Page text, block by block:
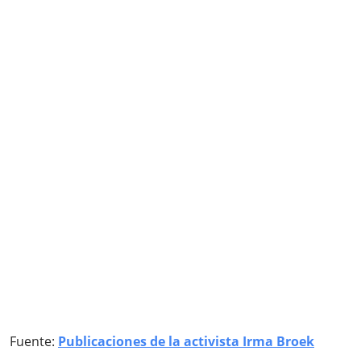
Fuente: Publicaciones de la activista Irma Broek